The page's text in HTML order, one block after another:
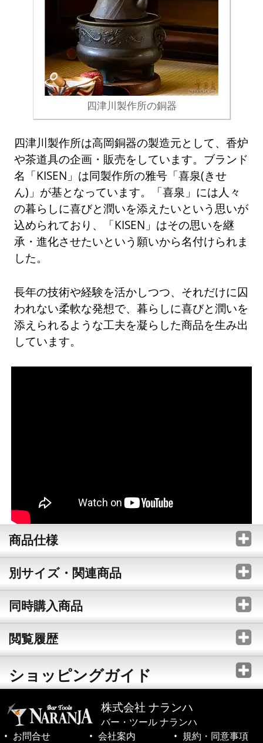
四津川製作所の銅器
四津川製作所は高岡銅器の製造元として、香炉
や茶道具の企画・販売をしています。ブランド
名「KISEN」は同製作所の雅号「喜泉(きせ
ん)」が基となっています。「喜泉」には人々
の暮らしに喜びと潤いを添えたいという思いが
込められており、「KISEN」はその思いを継
承・進化させたいという願いから名付けられま
した。
長年の技術や経験を活かしつつ、それだけに囚
われない柔軟な発想で、暮らしに喜びと潤いを
添えられるような工夫を凝らした商品を生み出
しています。
商品仕様
別サイズ・関連商品
同時購入商品
閲覧履歴
ショッピングガイド
株式会社 ナランハ
バー・ツール ナランハ
お問合せ
会社案内 規約・同意事項